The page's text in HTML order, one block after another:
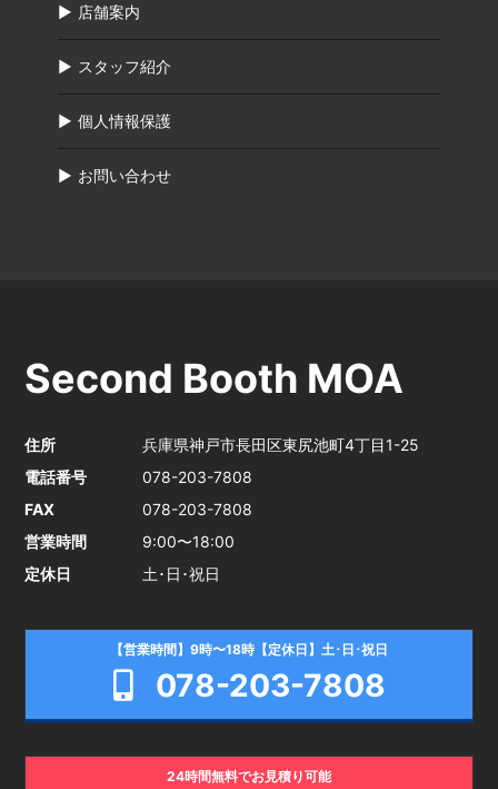
店舗案内
スタッフ紹介
個人情報保護
お問い合わせ
Second Booth MOA
住所
兵庫県神戸市長田区東尻池町4丁目1-25
電話番号
078-203-7808
FAX
078-203-7808
営業時間
9:00〜18:00
定休日
土･日･祝日
【営業時間】9時〜18時【定休日】土･日･祝日
078-203-7808
24時間無料でお見積り可能